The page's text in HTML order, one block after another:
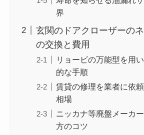
界
玄関のドアクローザーの
の交換と費用
リョービの万能型を用
的な手順
賃貸の修理を業者に依
相場
ニッカナ等廃盤メーカ
方のコツ